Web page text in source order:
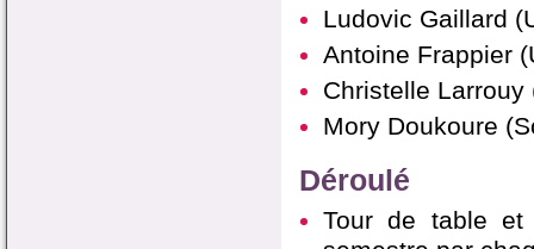
Ludovic Gaillard
Antoine Frappier
Christelle Larrouy
Mory Doukoure
Déroulé
Tour de table et